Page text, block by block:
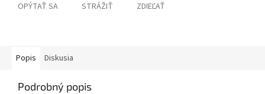
OPÝTAŤ SA STRÁŽIŤ ZDIEĽAŤ
Popis Diskusia
Podrobný popis